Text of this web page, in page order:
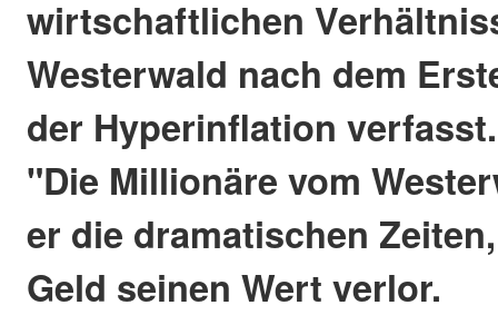
wirtschaftlichen
Westerwald nach dem
der Hyperinflation
"Die Millionäre vom
er die dramatischen
Geld seinen Wert verlor.